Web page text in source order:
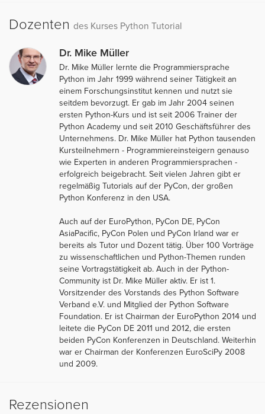
Dozenten des Kurses Python Tutorial
Dr. Mike Müller
Dr. Mike Müller lernte die Programmiersprache
Python im Jahr 1999 während seiner Tätigkeit an
einem Forschungsinstitut kennen und nutzt sie
seitdem bevorzugt. Er gab im Jahr 2004 seinen
ersten Python-Kurs und ist seit 2006 Trainer der
Python Academy und seit 2010 Geschäftsführer des
Unternehmens. Dr. Mike Müller hat Python tausenden
Kursteilnehmern - Programmiereinsteigern genauso
wie Experten in anderen Programmiersprachen -
erfolgreich beigebracht. Seit vielen Jahren gibt er
regelmäßig Tutorials auf der PyCon, der großen
Python Konferenz in den USA.
Auch auf der EuroPython, PyCon DE, PyCon
AsiaPacific, PyCon Polen und PyCon Irland war er
bereits als Tutor und Dozent tätig. Über 100 Vorträge
zu wissenschaftlichen und Python-Themen runden
seine Vortragstätigkeit ab. Auch in der Python-
Community ist Dr. Mike Müller aktiv. Er ist 1.
Vorsitzender des Vorstands des Python Software
Verband e.V. und Mitglied der Python Software
Foundation. Er ist Chairman der EuroPython 2014 und
leitete die PyCon DE 2011 und 2012, die ersten
beiden PyCon Konferenzen in Deutschland. Weiterhin
war er Chairman der Konferenzen EuroSciPy 2008
und 2009.
Rezensionen